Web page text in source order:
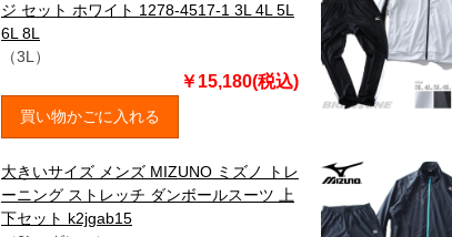
ジ セット ホワイト 1278-4517-1 3L 4L 5L
6L 8L
（3L）
￥15,180(税込)
買い物かごに入れる
大きいサイズ メンズ MIZUNO ミズノ トレ
ーニング ストレッチ ダンボールスーツ 上
下セット k2jgab15